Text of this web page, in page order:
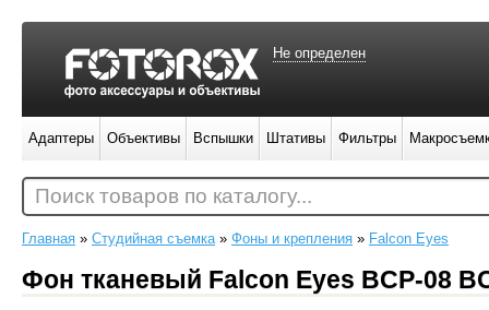
Главная » Студийная съемка» Фоны и крепления » Falcon Eyes
Фон тканевый Falcon Eyes BCP-08
Не определен
Адаптеры Объективы Вспышки Штативы Фильтры
Поиск товаров по каталогу...